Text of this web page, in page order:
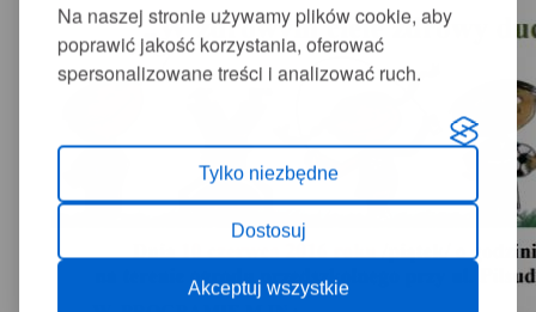
Na naszej stronie używamy plików cookie, aby
poprawić jakość korzystania, oferować
spersonalizowane treści i analizować ruch.
Tylko niezbędne
Dostosuj
Akceptuj wszystkie